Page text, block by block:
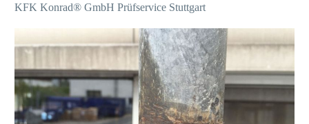
KFK Konrad® GmbH Prüfservice Stuttgart